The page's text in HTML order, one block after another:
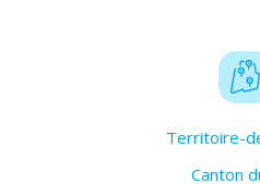
Territoire-
Canton